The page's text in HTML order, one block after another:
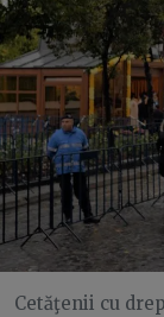
Cetăţenii cu